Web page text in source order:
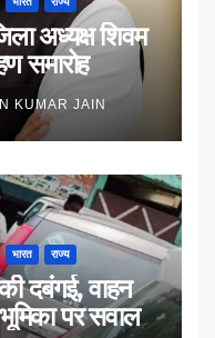
अध्यक्ष शिवम
समारोह
KUMAR JAIN
भारत राज्य
पर सवाल